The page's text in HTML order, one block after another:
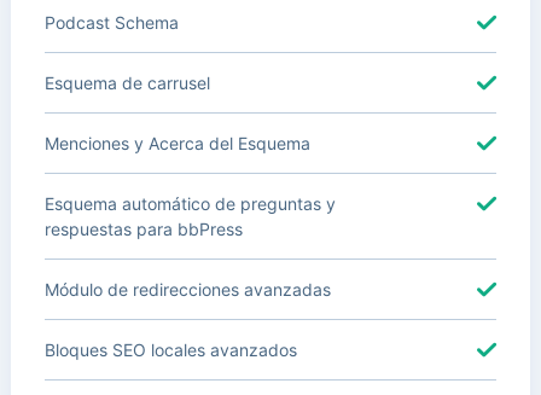
Podcast Schema
Esquema de carrusel
Menciones y Acerca del Esquema
Esquema automático de preguntas y
respuestas para bbPress
Módulo de redirecciones avanzadas
Bloques SEO locales avanzados